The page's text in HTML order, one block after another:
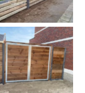
Dubbele poort